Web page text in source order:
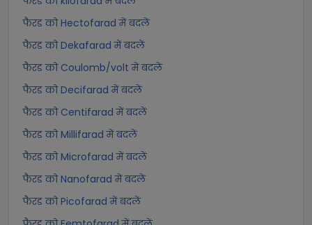
फैरड को Hectofarad में बदलें
फैरड को Dekafarad में बदलें
फैरड को Coulomb/volt में बदलें
फैरड को Decifarad में बदलें
फैरड को Centifarad में बदलें
फैरड को Millifarad में बदलें
फैरड को Microfarad में बदलें
फैरड को Nanofarad में बदलें
फैरड को Picofarad में बदलें